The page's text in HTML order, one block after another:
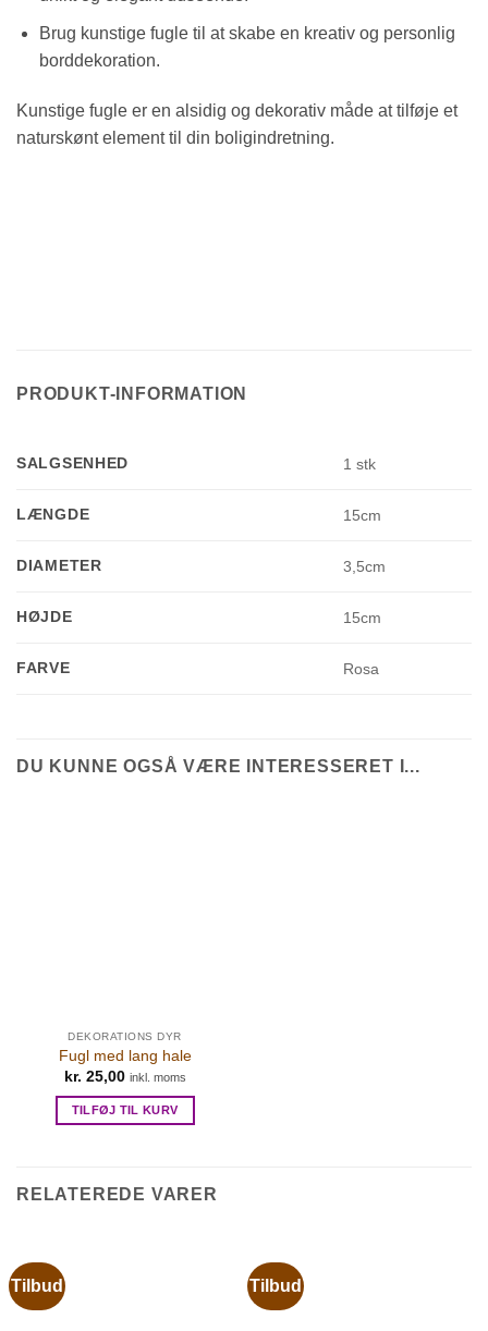
Brug kunstige fugle til at skabe en kreativ og personlig
borddekoration.
Kunstige fugle er en alsidig og dekorativ måde at tilføje et
naturskønt element til din boligindretning.
PRODUKT-INFORMATION
SALGSENHED 1 stk
LÆNGDE 15cm
DIAMETER 3,5cm
HØJDE 15cm
FARVE Rosa
DU KUNNE OGSÅ VÆRE INTERESSERET I...
DEKORATIONS DYR
Fugl med lang hale
kr. 25,00 inkl. moms
TILFØJ TIL KURV
RELATEREDE VARER
Tilbud Tilbud